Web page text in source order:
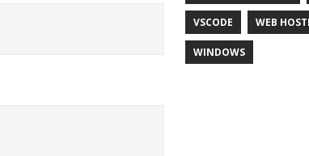
VSCODE WEB
WINDOWS